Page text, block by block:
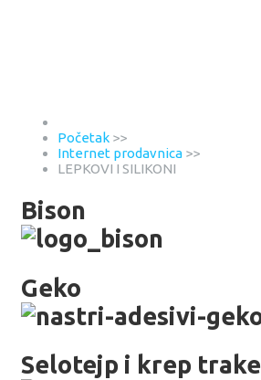
Početak >>
Internet prodavnica >>
LEPKOVI I SILIKONI
Bison
Geko
Selotejp i krep trake